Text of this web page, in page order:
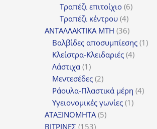
προϊόντα
Τραπέζι επιτοίχιο 66
Τραπέζι κέντρου 44
προϊόντα
ΑΝΤΑΛΛΑΚΤΙΚΑ MTH 3636
προϊόντα
Βαλβίδες αποσυμπίεσης 11
Κλείστρα-Κλειδαριές 44
Λάστιχα 11
προϊόν
Μεντεσέδες 22
προϊόντα
Ράουλα-Πλαστικά μέρη 44
Υγειονομικές γωνίες 11
ΑΤΑΞΙΝΟΜΗΤΑ 55
ΒΙΤΡΙΝΕΣ 153153